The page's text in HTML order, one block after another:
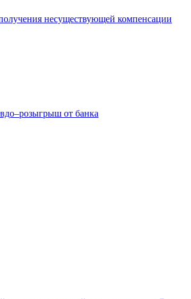
несуществующей компенсации
от банка